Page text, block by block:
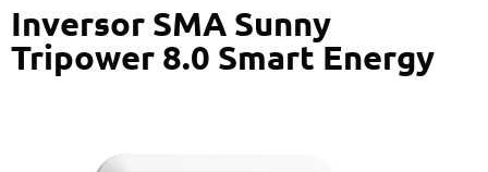
Inversor SMA Sunny
Tripower 8.0 Smart Energy